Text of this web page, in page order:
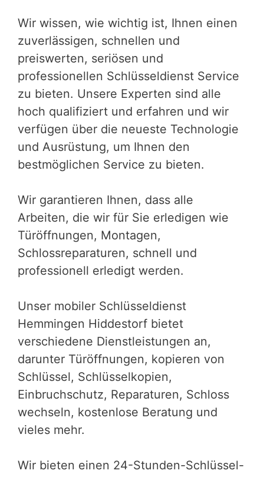
Wir wissen, wie wichtig ist, Ihnen einen
zuverlässigen, schnellen und
preiswerten, seriösen und
professionellen Schlüsseldienst Service
zu bieten. Unsere Experten sind alle
hoch qualifiziert und erfahren und wir
verfügen über die neueste Technologie
und Ausrüstung, um Ihnen den
bestmöglichen Service zu bieten.
Wir garantieren Ihnen, dass alle
Arbeiten, die wir für Sie erledigen wie
Türöffnungen, Montagen,
Schlossreparaturen, schnell und
professionell erledigt werden.
Unser mobiler Schlüsseldienst
Hemmingen Hiddestorf bietet
verschiedene Dienstleistungen an,
darunter Türöffnungen, kopieren von
Schlüssel, Schlüsselkopien,
Einbruchschutz, Reparaturen, Schloss
wechseln, kostenlose Beratung und
vieles mehr.
Wir bieten einen 24-Stunden-Schlüssel-